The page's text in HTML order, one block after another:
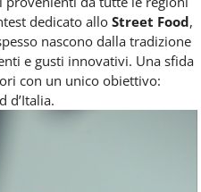
dedicato allo Street Food,
nascono dalla tradizione
e gusti innovativi. Una sfida
con un unico obiettivo:
d’Italia.